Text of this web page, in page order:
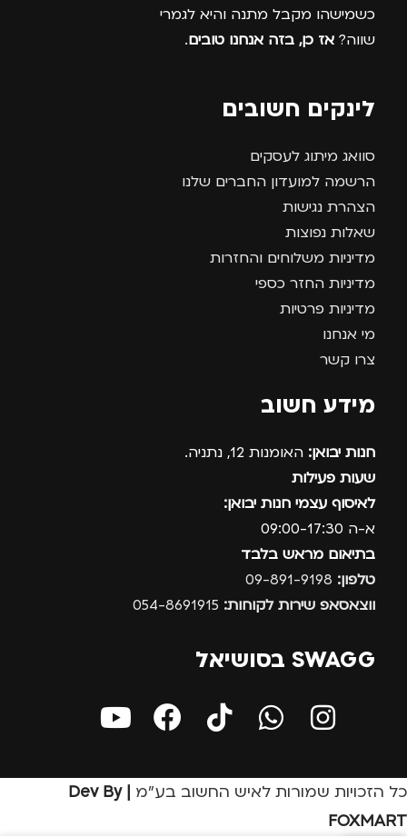
כשמישהו מקבל מתנה והיא לגמרי
שווה? אז כן, בזה אנחנו טובים.
לינקים חשובים
סוואג מיתוג לעסקים
הרשמה למועדון החברים שלנו
הצהרת נגישות
שאלות נפוצות
מדיניות משלוחים והחזרות
מדיניות החזר כספי
מדיניות פרטיות
מי אנחנו
צרו קשר
מידע חשוב
חנות יבואן: האומנות 12, נתניה.
שעות פעילות
לאיסוף עצמי חנות יבואן:
א-ה 09:00-17:30
בתיאום מראש בלבד
טלפון:
ווצאסאפ שירות לקוחות:
SWAGG בסושיאל
כל הזכויות שמורות לאיש החשוב בע״מ
| Dev By
FOXMART